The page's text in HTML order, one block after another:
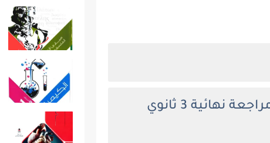
نهائية
3 ثانوي